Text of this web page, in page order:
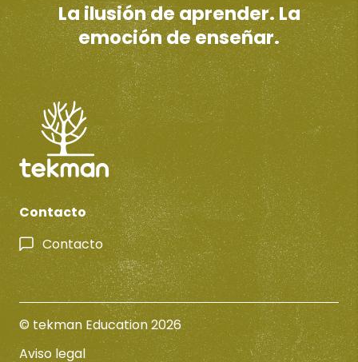
La ilusión de aprender. La
emoción de enseñar.
Contacto
Contacto
© tekman Education 2026
Aviso legal